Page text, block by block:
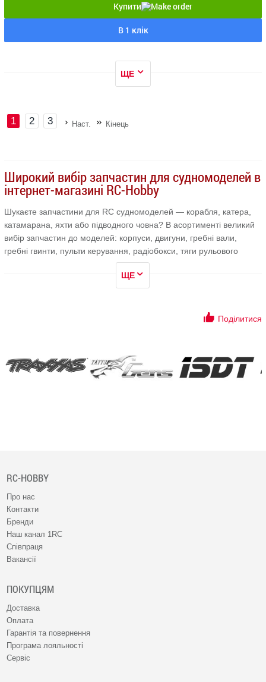
Купити
В 1 клік
ЩЕ
1 2 3 Наст. Кінець
Широкий вибір запчастин для судномоделей в
інтернет-магазині RC-Hobby
Шукаєте запчастини для RC судномоделей — корабля, катера,
катамарана, яхти або підводного човна? В асортименті великий
вибір запчастин до моделей: корпуси, двигуни, гребні вали,
гребні гвинти, пульти керування, радіобокси, тяги рульового
сервоприводу і багато іншого.
Зручний фільтр з лівого боку екрану допоможе підібрати
розділі запропонована продукція таких відомих виробників
Підбирайте, купуйте!
Доставка замовлення по Україні:
ЩЕ
Поділитися
RC-HOBBY
Про нас
Контакти
Бренди
Наш канал 1RC
Співпраця
Вакансії
ПОКУПЦЯМ
Доставка
Оплата
Гарантія та повернення
Програма лояльності
Сервіс